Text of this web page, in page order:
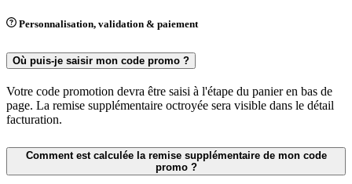
Personnalisation, validation & paiement
Où puis-je saisir mon code promo ?
Votre code promotion devra être saisi à l'étape du panier en bas de
page. La remise supplémentaire octroyée sera visible dans le détail
facturation.
Comment est calculée la remise supplémentaire de mon code
promo ?